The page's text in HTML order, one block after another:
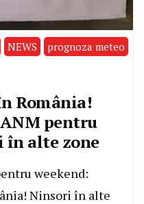
NEWS
prognoza meteo
România!
pentru
în alte zone
weekend:
Ninsori în alte